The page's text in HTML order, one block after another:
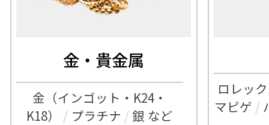
金・貴金属
金（インゴット・K24・
K18）
/ プラチナ /銀 など
ロレッ
マピゲ /